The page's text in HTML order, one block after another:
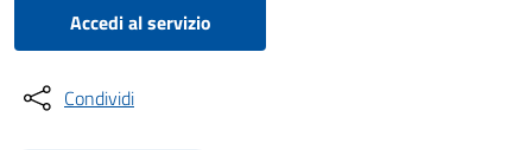
Accedi al servizio
Condividi